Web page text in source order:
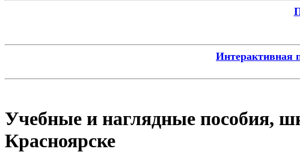
Интерактивная
Учебные и наглядные пособия,
Красноярске